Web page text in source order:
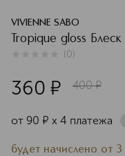
VIVIENNE SABO
Tropique gloss Блеск
(0)
360 ¤ 400 ¤
от 90 ¤ х 4 платежа
будет начислено от 3